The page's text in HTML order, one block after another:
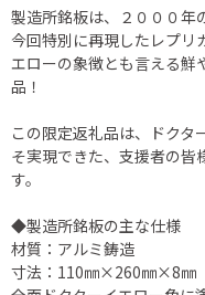
製造所銘板は、２０００年
今回特別に再現したレプリ
エローの象徴とも言える鮮
品！
この限定返礼品は、ドクタ
そ実現できた、支援者の皆
す。
◆製造所銘板の主な仕様
材質：アルミ鋳造
寸法：110㎜×260㎜×8㎜